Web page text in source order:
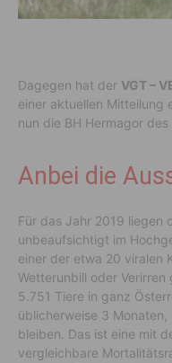
Dagegen hat der VGT –
einer aktuellen Mitteilung
nun die BH Hermagor des
Anbei die
Für das Jahr 2019 liegen
unbeaufsichtigt im
einer der etwa 20 viralen
Wetterunbill oder
5.751 Tiere in ganz
üblicherweise 3
bleiben. Das ist eine mit
vergleichbare